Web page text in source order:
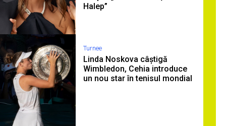
Halep”
Turnee
Linda Noskova câștigă
Wimbledon, Cehia introduce
un nou star în tenisul mondial